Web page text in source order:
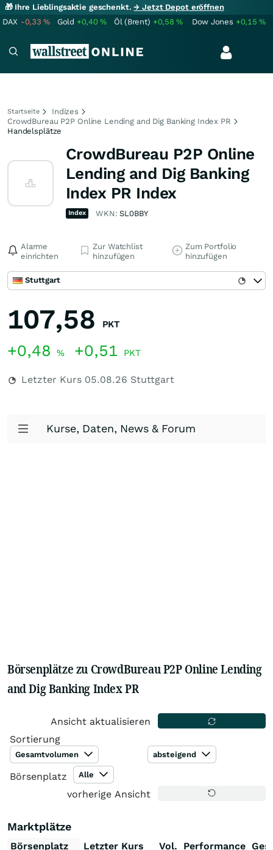
🎁 Ihre Lieblingsaktie geschenkt.→ Jetzt Depot eröffnen
DAX -0,33% Gold +0,40% Öl (Brent) +0,58% Dow Jones +0,15%
Startseite
Indizes
CrowdBureau P2P Online Lending and Dig Banking Index PR
Handelsplätze
CrowdBureau P2P Online
Lending and Dig Banking
Index PR Index
Index WKN:SL0BBY
Alarme
einrichten
Zur Watchlist
hinzufügen
Zum Portfolio
hinzufügen
Stuttgart
107,58 PKT
+0,48 % +0,51 PKT
Letzter Kurs 05.08.26 Stuttgart
Kurse, Daten, News & Forum
Börsenplätze zu CrowdBureau P2P Online Lending
and Dig Banking Index PR
Ansicht aktualisieren
Sortierung
Gesamtvolumen absteigend
Börsenplatz Alle
vorherige Ansicht
Marktplätze
Börsenplatz Letzter Kurs Vol. Performance